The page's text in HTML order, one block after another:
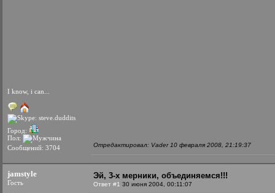
I know, i can...
Город:
Пол:
Сообщений: 3704
Отредактировал: Vader 10 февраля 2008, 21:19:37
jamstyle
Гость
Эй, 3-х мерники, объединяемся!!!
Ответ #1 30 июня 2004, 00:11:07